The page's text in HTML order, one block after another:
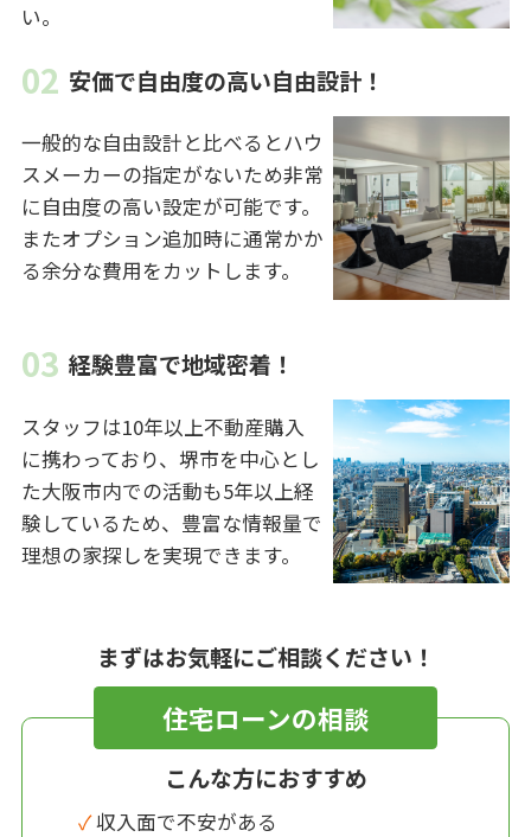
い。
安価で自由度の高い自由設計！
一般的な自由設計と比べるとハウ
スメーカーの指定がないため非常
に自由度の高い設定が可能です。
またオプション追加時に通常かか
る余分な費用をカットします。
経験豊富で地域密着！
スタッフは10年以上不動産購入
に携わっており、堺市を中心とし
た大阪市内での活動も5年以上経
験しているため、豊富な情報量で
理想の家探しを実現できます。
まずはお気軽にご相談ください！
住宅ローンの相談
こんな方におすすめ
✓ 収入面で不安がある